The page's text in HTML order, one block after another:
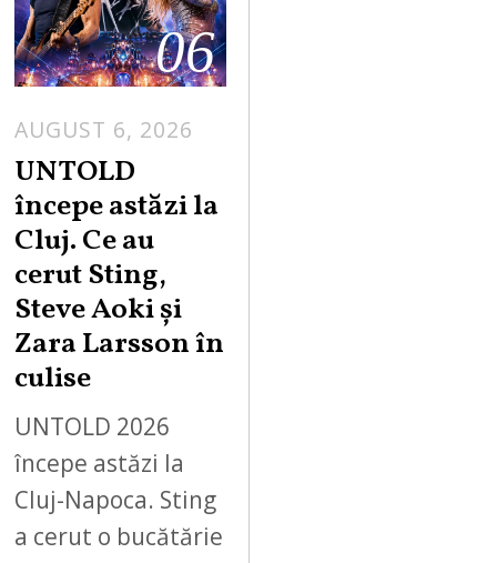
06
AUGUST 6, 2026
UNTOLD
începe astăzi la
Cluj. Ce au
cerut Sting,
Steve Aoki și
Zara Larsson în
culise
UNTOLD 2026
începe astăzi la
Cluj-Napoca. Sting
a cerut o bucătărie